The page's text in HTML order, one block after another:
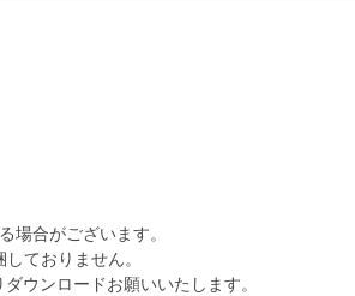
場合がございます。
ておりません。
ウンロードお願いいたします。